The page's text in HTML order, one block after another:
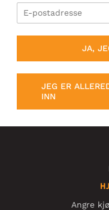
JA,
JEG ER
INN
Angre